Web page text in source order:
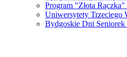
Program "Złota
Uniwersytety Trzeciego
Bydgoskie Dni